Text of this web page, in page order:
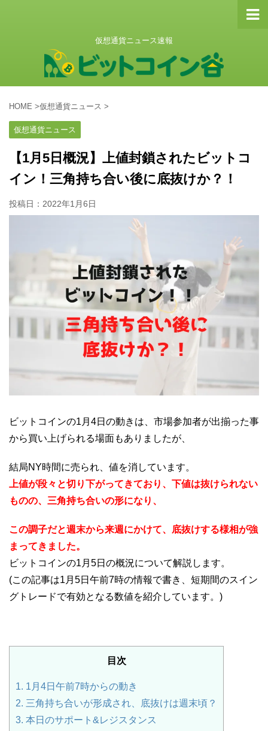
仮想通貨ニュース速報
HOME >仮想通貨ニュース >
仮想通貨ニュース
【1月5日概況】上値封鎖されたビットコ
イン！三角持ち合い後に底抜けか？！
投稿日： 2022年1月6日
ビットコインの1月4日の動きは、市場参加者が出揃った事
から買い上げられる場面もありましたが、
結局NY時間に売られ、値を消しています。
上値が段々と切り下がってきており、下値は抜けられない
ものの、三角持ち合いの形になり、
この調子だと週末から来週にかけて、底抜けする様相が強
まってきました。
ビットコインの1月5日の概況について解説します。
(この記事は1月5日午前7時の情報で書き、短期間のスイン
グトレードで有効となる数値を紹介しています。)
目次
1. 1月4日午前7時からの動き
2. 三角持ち合いが形成され、底抜けは週末頃？
3. 本日のサポート&レジスタンス